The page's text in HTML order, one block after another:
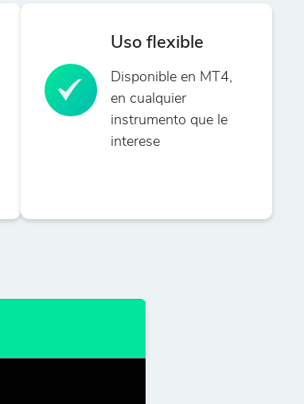
Uso flexible
Disponible en MT4,
en cualquier
instrumento que le
interese